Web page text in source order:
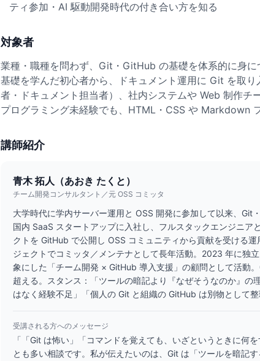
ティ参加・AI 駆動開発時代の付き合い方を知る
対象者
業種・職種を問わず、Git・GitHub の基礎を体系的に身
基礎を学んだ初心者から、ドキュメント運用に Git を取
者・ドキュメント担当者）、社内システムや Web 制作チ
プログラミング未経験でも、HTML・CSS や Markdown
講師紹介
青木 拓人（あおき たくと）
チーム開発コンサルタント／元 OSS コミッタ
大学時代に学内サーバー運用と OSS 開発に参加して以来、Git
国内 SaaS スタートアップに入社し、フルスタックエンジニア
クトを GitHub で公開し OSS コミュニティから貢献を受ける
ジェクトでコミッタ／メンテナとして長年活動。2023 年に独
象にした「チーム開発 × GitHub 導入支援」の顧問として活動
超える。スタンス：「ツールの暗記より『なぜそうなのか』の
はなく経験不足」「個人の Git と組織の GitHub は別物として整
受講される方へのメッセージ
「「Git は怖い」「コマンドを覚えても、いざというときに
とも多い相談です。私が伝えたいのは、Git は「ツールを暗記